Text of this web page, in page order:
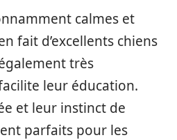
calmes et
fait d’excellents chiens
très
leur éducation.
et leur instinct de
parfaits pour les